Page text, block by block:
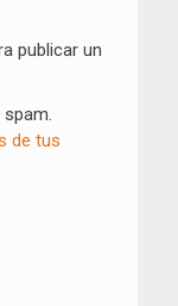
publicar un
de tus